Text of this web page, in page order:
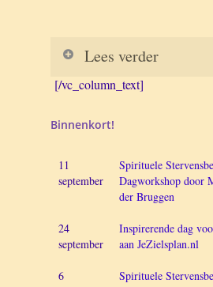
Lees verder
Saskia
geraakt. Ik ben daardoor
gegeven over wat ik te
leven.”
Carla en Marian
deelgenomen aan een
Onze insteek was: wat is er
weer terug te komen bij
[/vc_column_text]
Binnenkort!
11
september
Spirituele
Dagworkshop door
der Bruggen
24
september
Inspirerende dag
aan JeZielsplan.nl
6
Spirituele